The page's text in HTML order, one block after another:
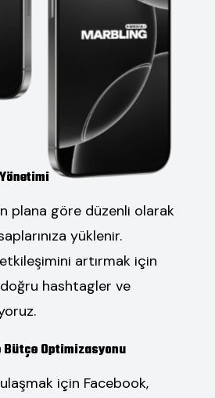
plana göre düzenli olarak
yüklenir.
etkileşimini artırmak için
hashtagler ve
Bütçe Optimizasyonu
için Facebook,